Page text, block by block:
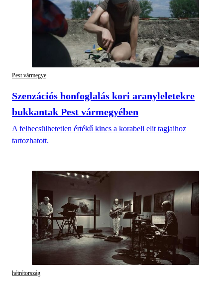
Pest vármegye
Szenzációs honfoglalás kori aranyleletekre
bukkantak Pest vármegyében
A felbecsülhetetlen értékű kincs a korabeli elit tagjaihoz
tartozhatott.
hétrétország